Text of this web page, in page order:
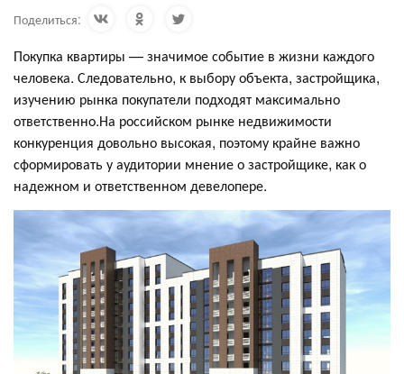
Поделиться:
Покупка квартиры — значимое событие в жизни каждого
человека. Следовательно, к выбору объекта, застройщика,
изучению рынка покупатели подходят максимально
ответственно.На российском рынке недвижимости
конкуренция довольно высокая, поэтому крайне важно
сформировать у аудитории мнение о застройщике, как о
надежном и ответственном девелопере.